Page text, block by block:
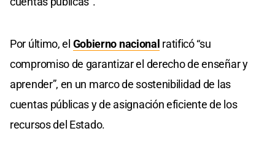
Por último, el Gobierno nacional ratificó “su
compromiso de garantizar el derecho de enseñar y
aprender”, en un marco de sostenibilidad de las
cuentas públicas y de asignación eficiente de los
recursos del Estado.